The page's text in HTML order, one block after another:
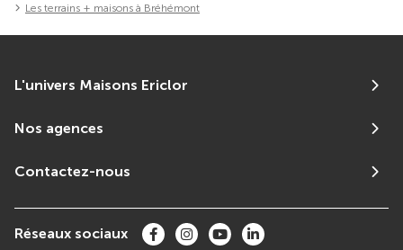
Les terrains + maisons à Bréhémont
L'univers Maisons Ericlor
Nos agences
Contactez-nous
Réseaux sociaux